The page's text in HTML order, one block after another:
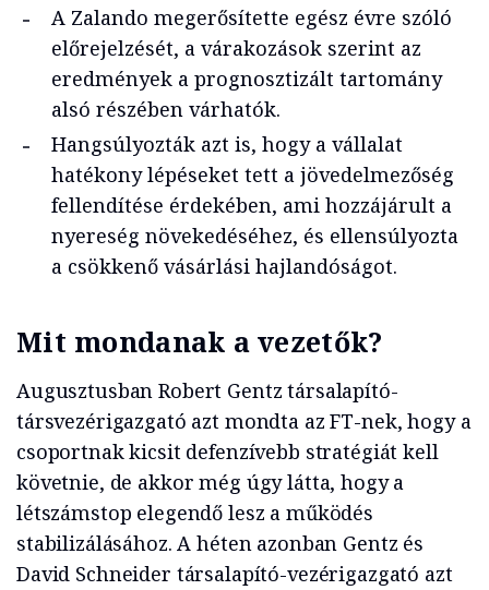
A Zalando megerősítette egész évre szóló
előrejelzését, a várakozások szerint az
eredmények a prognosztizált tartomány
alsó részében várhatók.
Hangsúlyozták azt is, hogy a vállalat
hatékony lépéseket tett a jövedelmezőség
fellendítése érdekében, ami hozzájárult a
nyereség növekedéséhez, és ellensúlyozta
a csökkenő vásárlási hajlandóságot.
Mit mondanak a vezetők?
Augusztusban Robert Gentz társalapító-
társvezérigazgató azt mondta az FT-nek, hogy a
csoportnak kicsit defenzívebb stratégiát kell
követnie, de akkor még úgy látta, hogy a
létszámstop elegendő lesz a működés
stabilizálásához. A héten azonban Gentz ​​és
David Schneider társalapító-vezérigazgató azt